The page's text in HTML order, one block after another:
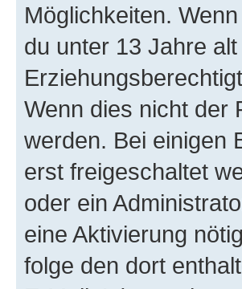
Möglichkeiten. Wenn
du unter 13 Jahre
Wenn dies nicht der
werden. Bei einigen
erst freigeschaltet
oder ein
eine Aktivierung
folge den dort